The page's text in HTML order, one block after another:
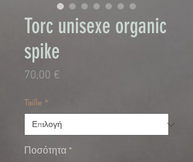
Torc unisexe organic
spike
70,00 €
Taille *
Ποσότητα *